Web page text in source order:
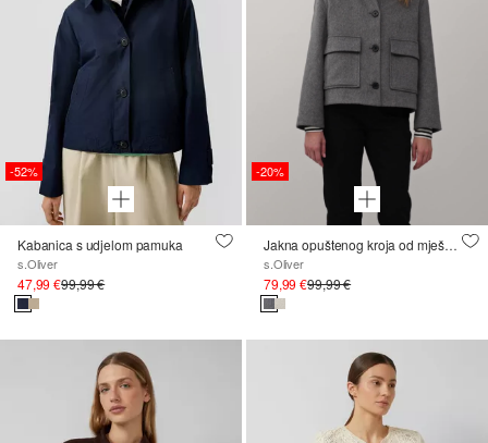
-52%
Kabanica s udjelom pamuka
s.Oliver
47,99 €99,99 €
-20%
Jakna opuštenog kroja od mješavine vune s našivenim džepovima
s.Oliver
79,99 €99,99 €